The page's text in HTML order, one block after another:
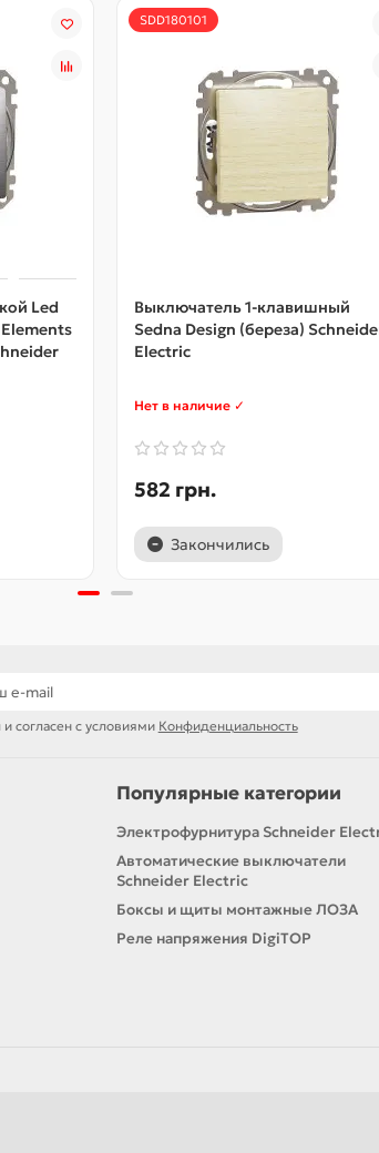
Led
SDD180101
Выключатель 1-клавишный
Sedna Design (береза)
Electric
Нет в наличие ✓
582 грн.
Закончились
согласен с условиями Конфиденциальность
Популярные категории
Электрофурнитура Schneider
Автоматические выключатели
Schneider Electric
Боксы и щиты монтажные ЛОЗА
Реле напряжения DigiTOP